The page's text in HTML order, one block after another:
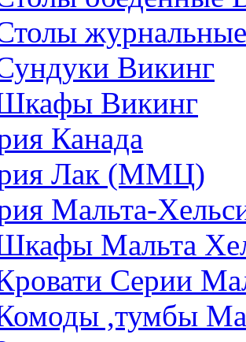
Викинг
Викинг
Канада
Лак (ММЦ)
Мальта-
Мальта
Серии
,тумбы